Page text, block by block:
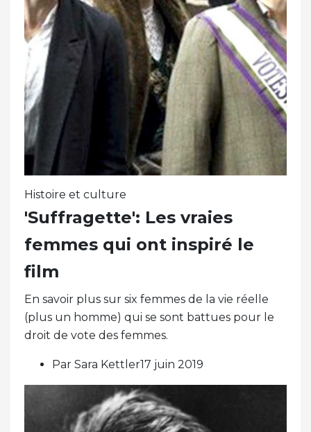
Histoire et culture
'Suffragette': Les vraies
femmes qui ont inspiré le
film
En savoir plus sur six femmes de la vie réelle
(plus un homme) qui se sont battues pour le
droit de vote des femmes.
Par Sara Kettler17 juin 2019